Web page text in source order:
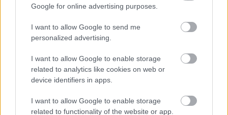
Google for online advertising purposes.
I want to allow Google to send me
personalized advertising.
I want to allow Google to enable storage
related to analytics like cookies on web or
device identifiers in apps.
I want to allow Google to enable storage
related to functionality of the website or app.
Kirjanpitäjien hinnoissa on suuria eroja, mutta yleensä
tuntiveloitus vaihtelee noin 50–100 euron välillä.
Hintatasoon vaikuttavat esimerkiksi koulutuksen taso ja
tarjolla olevien palveluiden laajuus, mutta toisaalta
Suomessa on myös maantieteellistä eroa. Jos kirjanpito
hoidetaan sähköisesti etkä tarvitse kasvokkaisia
maantieteellisesti. Peilaa hintaa aina tarjolla oleviin